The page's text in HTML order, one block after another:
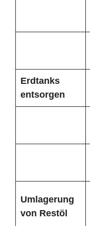
Erdtanks
entsorgen
Umlagerung
von Restöl